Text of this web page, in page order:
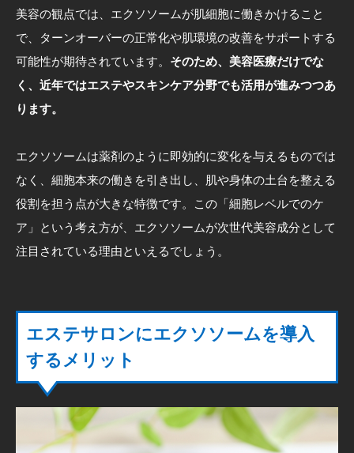
美容の観点では、エクソソームが肌細胞に働きかけること
で、ターンオーバーの正常化や肌環境の改善をサポートする
可能性が期待されています。 そのため、美容医療だけでな
く、近年ではエステやスキンケア分野でも活用が進みつつあ
ります。
エクソソームは薬剤のように即効的に変化を与えるものでは
なく、細胞本来の働きを引き出し、肌や身体の土台を整える
役割を担う点が大きな特徴です。この「細胞レベルでのケ
ア」という考え方が、エクソソームが次世代美容成分として
注目されている理由といえるでしょう。
エステサロンにエクソソームを導入
するメリット